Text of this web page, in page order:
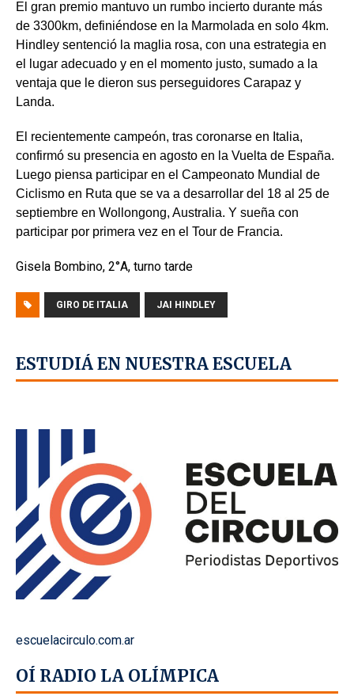
El gran premio mantuvo un rumbo incierto durante más
de 3300km, definiéndose en la Marmolada en solo 4km.
Hindley sentenció la maglia rosa, con una estrategia en
el lugar adecuado y en el momento justo, sumado a la
ventaja que le dieron sus perseguidores Carapaz y
Landa.
El recientemente campeón, tras coronarse en Italia,
confirmó su presencia en agosto en la Vuelta de España.
Luego piensa participar en el Campeonato Mundial de
Ciclismo en Ruta que se va a desarrollar del 18 al 25 de
septiembre en Wollongong, Australia. Y sueña con
participar por primera vez en el Tour de Francia.
Gisela Bombino, 2°A, turno tarde
GIRO DE ITALIA JAI HINDLEY
ESTUDIÁ EN NUESTRA ESCUELA
escuelacirculo.com.ar
OÍ RADIO LA OLÍMPICA